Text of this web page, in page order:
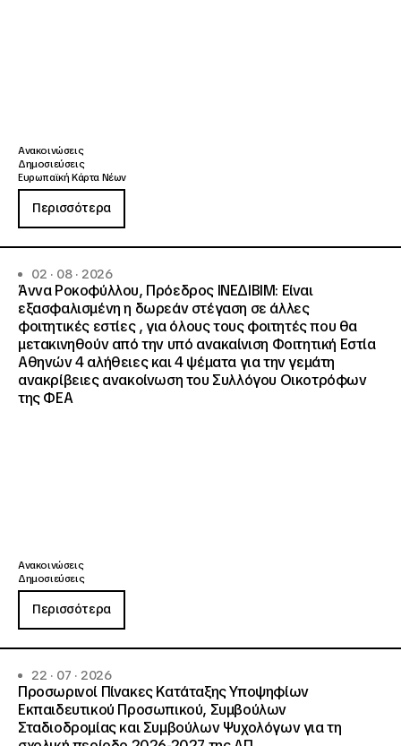
Ανακοινώσεις
Δημοσιεύσεις
Ευρωπαϊκή Κάρτα Νέων
Περισσότερα
02 · 08 · 2026
Άννα Ροκοφύλλου, Πρόεδρος ΙΝΕΔΙΒΙΜ: Είναι
εξασφαλισμένη η δωρεάν στέγαση σε άλλες
φοιτητικές εστίες , για όλους τους φοιτητές που θα
μετακινηθούν από την υπό ανακαίνιση Φοιτητική Εστία
Αθηνών 4 αλήθειες και 4 ψέματα για την γεμάτη
ανακρίβειες ανακοίνωση του Συλλόγου Οικοτρόφων
της ΦΕΑ
Ανακοινώσεις
Δημοσιεύσεις
Περισσότερα
22 · 07 · 2026
Προσωρινοί Πίνακες Κατάταξης Υποψηφίων
Εκπαιδευτικού Προσωπικού, Συμβούλων
Σταδιοδρομίας και Συμβούλων Ψυχολόγων για τη